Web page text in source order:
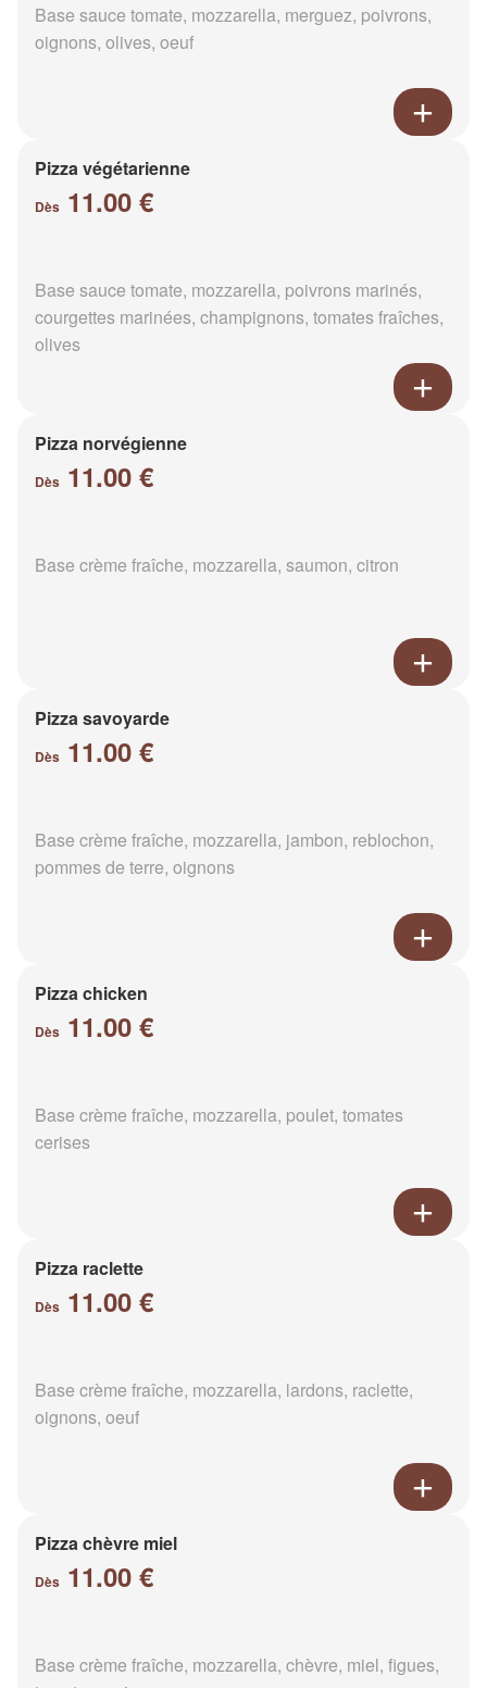
Base sauce tomate, mozzarella, merguez, poivrons,
oignons, olives, oeuf
Pizza végétarienne
Dès 11.00 €
Base sauce tomate, mozzarella, poivrons marinés,
courgettes marinées, champignons, tomates fraîches,
olives
Pizza norvégienne
Dès 11.00 €
Base crème fraîche, mozzarella, saumon, citron
Pizza savoyarde
Dès 11.00 €
Base crème fraîche, mozzarella, jambon, reblochon,
pommes de terre, oignons
Pizza chicken
Dès 11.00 €
Base crème fraîche, mozzarella, poulet, tomates
cerises
Pizza raclette
Dès 11.00 €
Base crème fraîche, mozzarella, lardons, raclette,
oignons, oeuf
Pizza chèvre miel
Dès 11.00 €
Base crème fraîche, mozzarella, chèvre, miel, figues,